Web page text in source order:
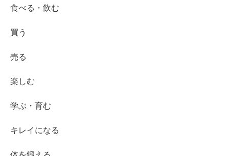
食べる・飲む
買う
売る
楽しむ
学ぶ・育む
キレイになる